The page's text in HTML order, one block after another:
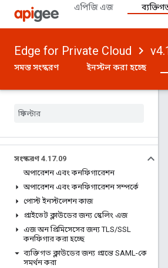
এপিজি এজ
Edge for Private Cloud
সমস্ত সংস্করণ ইনস্টল করা হচ্ছে
সংস্করণ 4.17.09
অপারেশন এবং কনফিগারেশন
অপারেশন এবং কনফিগারেশন সম্পর্কে
পোস্ট ইনস্টলেশন কাজ
প্রাইভেট ক্লাউডের জন্য স্কেলিং এজ
এজ অন প্রিমিসেসের জন্য TLS/SSL
কনফিগার করা হচ্ছে
ব্যক্তিগত ক্লাউডের জন্য প্রান্তে SAML-কে
সমর্থন করা